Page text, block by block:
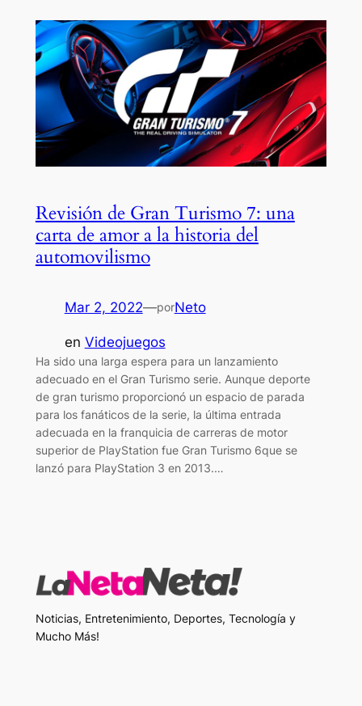
Revisión de Gran Turismo 7: una
carta de amor a la historia del
automovilismo
Mar 2, 2022—porNeto
en Videojuegos
Ha sido una larga espera para un lanzamiento
adecuado en el Gran Turismo serie. Aunque deporte
de gran turismo proporcionó un espacio de parada
para los fanáticos de la serie, la última entrada
adecuada en la franquicia de carreras de motor
superior de PlayStation fue Gran Turismo 6que se
lanzó para PlayStation 3 en 2013.…
Noticias, Entretenimiento, Deportes, Tecnología y
Mucho Más!